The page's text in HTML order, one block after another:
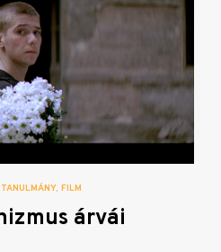
TANULMÁNY FILM
árvái